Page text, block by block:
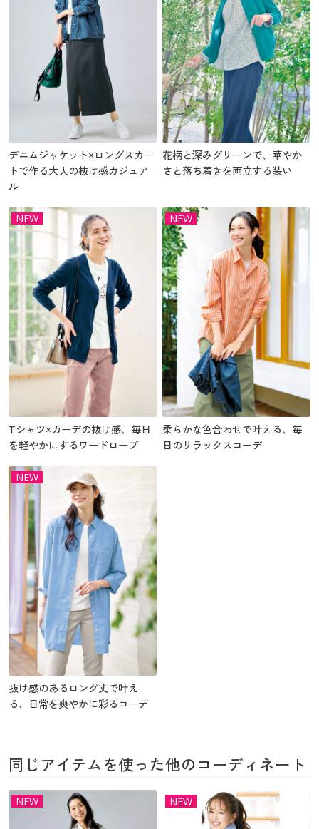
デニムジャケット×ロングスカー
トで作る大人の抜け感カジュア
ル
花柄と深みグリーンで、華やか
さと落ち着きを両立する装い
NEW
Tシャツ×カーデの抜け感、毎日
を軽やかにするワードローブ
NEW
柔らかな色合わせで叶える、毎
日のリラックスコーデ
NEW
抜け感のあるロング丈で叶え
る、日常を爽やかに彩るコーデ
同じアイテムを使った他のコーディネート
NEW NEW